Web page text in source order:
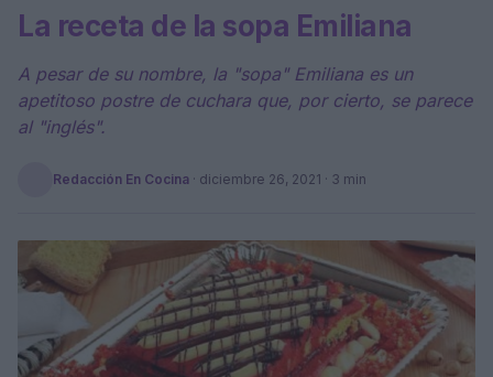
La receta de la sopa Emiliana
A pesar de su nombre, la "sopa" Emiliana es un
apetitoso postre de cuchara que, por cierto, se parece
al "inglés".
Redacción En Cocina · diciembre 26, 2021 · 3 min